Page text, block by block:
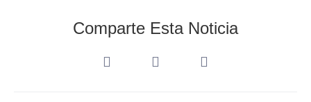
Comparte Esta Noticia